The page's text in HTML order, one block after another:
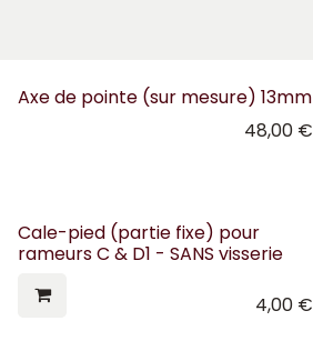
Axe de pointe (sur mesure) 13mm
48,00€
Cale-pied (partie fixe) pour
rameurs C & D1 - SANS visserie
4,00€